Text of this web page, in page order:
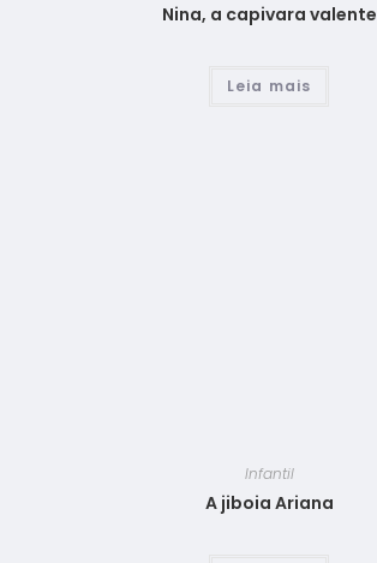
Nina, a capivara valente
Leia mais
Infantil
A jiboia Ariana